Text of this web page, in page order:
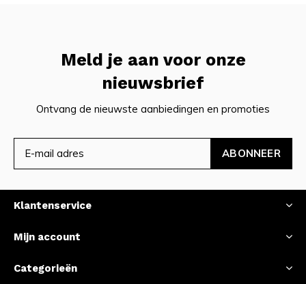
Meld je aan voor onze
nieuwsbrief
Ontvang de nieuwste aanbiedingen en promoties
ABONNEER
Klantenservice
Mijn account
Categorieën